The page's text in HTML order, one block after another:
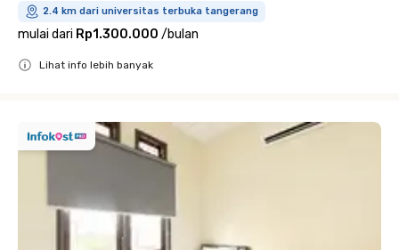
2.4 km dari universitas terbuka tangerang
mulai dari Rp1.300.000 /bulan
Lihat info lebih banyak